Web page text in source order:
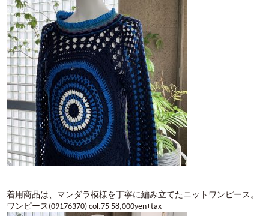
着用商品は、マンダラ模様を丁寧に編み立てたニットワンピース。
ワンピース(09176370) col.75 58,000yen+tax